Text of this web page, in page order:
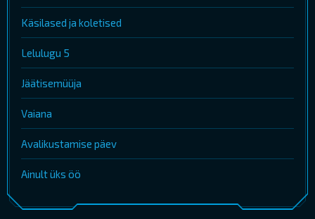
Käsilased ja koletised
Lelulugu 5
Jäätisemüüja
Vaiana
Avalikustamise päev
Ainult üks öö